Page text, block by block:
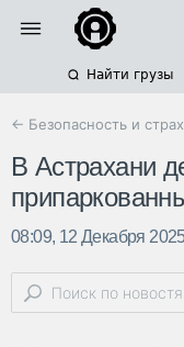
Найти грузы
← Безопасность и
В Астрахани
08:09, 12 Декабря